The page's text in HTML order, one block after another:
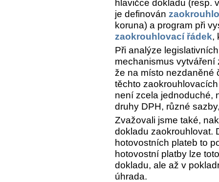
hlavičce dokladu (resp.
je definován
koruna) a program při
zaokrouhlovací řádek,
Při analýze
mechanismus
že na místo nezdaněné
těchto
není zcela jednoduché,
druhy DPH, různé
Zvažovali jsme také,
dokladu zaokrouhlovat.
hotovostních plateb to
hotovostní platby lze
dokladu, ale až v
úhrada.